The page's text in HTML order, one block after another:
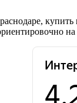
купить